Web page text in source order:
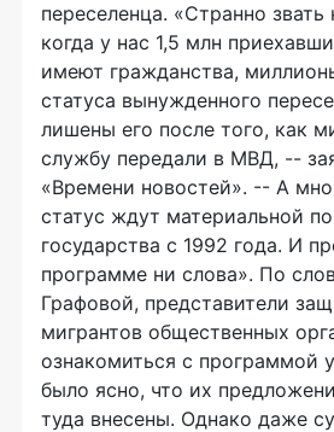
переселенца. «Странно
когда у нас 1,5 млн
имеют гражданства,
статуса вынужденного
лишены его после того, как
службу передали в МВД, --
«Времени новостей». -- А
статус ждут материальной
государства с 1992 года. И
программе ни слова». По
Графовой, представители
мигрантов общественных
ознакомиться с программой
было ясно, что их
туда внесены. Однако даже